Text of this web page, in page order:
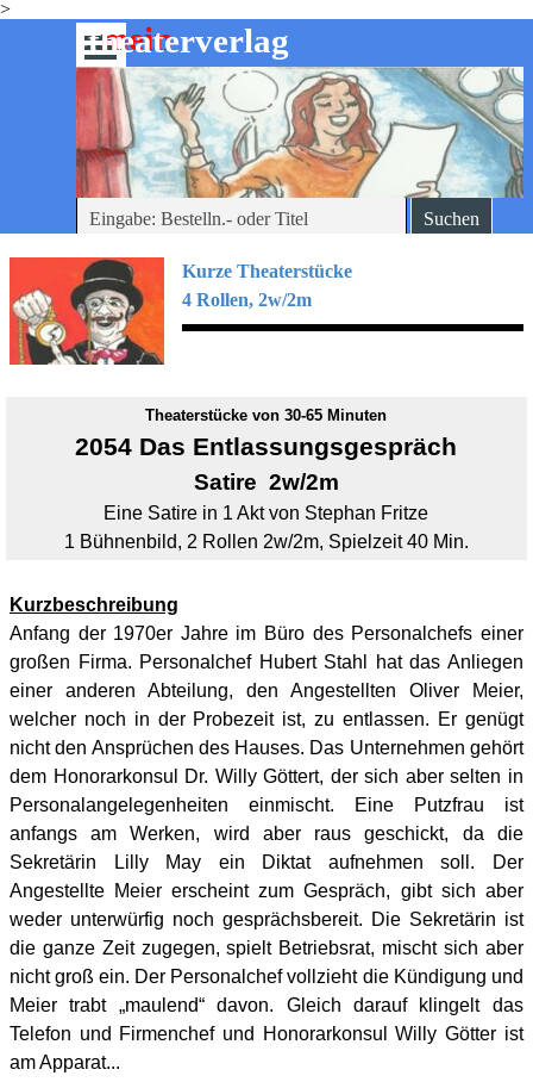
>
Direkt zum Seiteninhalt
-theaterverlag
mein
Menü überspringen
Suchen
Kurze Theaterstücke
4 Rollen, 2w/2m
Theaterstücke von 30-65 Minuten
2054 Das Entlassungsgespräch
Satire 2w/2m
Eine Satire in 1 Akt von Stephan Fritze
1 Bühnenbild, 2 Rollen 2w/2m, Spielzeit 40 Min.
Kurzbeschreibung
Anfang der 1970er Jahre im Büro des Personalchefs einer
großen Firma. Personalchef Hubert Stahl hat das Anliegen
einer anderen Abteilung, den Angestellten Oliver Meier,
welcher noch in der Probezeit ist, zu entlassen. Er genügt
nicht den Ansprüchen des Hauses. Das Unternehmen gehört
dem Honorarkonsul Dr. Willy Göttert, der sich aber selten in
Personalangelegenheiten einmischt. Eine Putzfrau ist
anfangs am Werken, wird aber raus geschickt, da die
Sekretärin Lilly May ein Diktat aufnehmen soll. Der
Angestellte Meier erscheint zum Gespräch, gibt sich aber
weder unterwürfig noch gesprächsbereit. Die Sekretärin ist
die ganze Zeit zugegen, spielt Betriebsrat, mischt sich aber
nicht groß ein. Der Personalchef vollzieht die Kündigung und
Meier trabt „maulend“ davon. Gleich darauf klingelt das
Telefon und Firmenchef und Honorarkonsul Willy Götter ist
am Apparat...